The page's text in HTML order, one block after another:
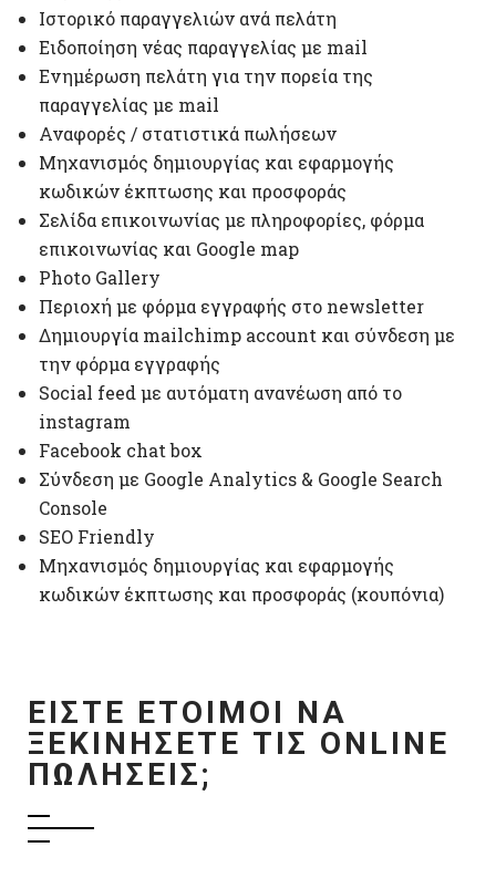
Ιστορικό παραγγελιών ανά πελάτη
Ειδοποίηση νέας παραγγελίας με mail
Ενημέρωση πελάτη για την πορεία της
παραγγελίας με mail
Αναφορές / στατιστικά πωλήσεων
Μηχανισμός δημιουργίας και εφαρμογής
κωδικών έκπτωσης και προσφοράς
Σελίδα επικοινωνίας με πληροφορίες, φόρμα
επικοινωνίας και Google map
Photo Gallery
Περιοχή με φόρμα εγγραφής στο newsletter
Δημιουργία mailchimp account και σύνδεση με
την φόρμα εγγραφής
Social feed με αυτόματη ανανέωση από το
instagram
Facebook chat box
Σύνδεση με Google Analytics & Google Search
Console
SEO Friendly
Μηχανισμός δημιουργίας και εφαρμογής
κωδικών έκπτωσης και προσφοράς (κουπόνια)
ΕΙΣΤΕ ΕΤΟΙΜΟΙ ΝΑ
ΞΕΚΙΝΉΣΕΤΕ ΤΙΣ ONLINE
ΠΩΛΉΣΕΙΣ;